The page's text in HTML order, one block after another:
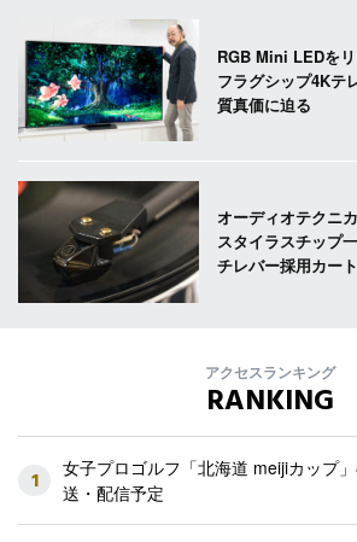
RGB Mini LEDを
フラグシップ4Kテ
質真価に迫る
オーディオテクニ
スタイラスチップ
チレバー採用カー
アクセスランキング
RANKING
1
女子プロゴルフ「北海道 meijiカップ
送・配信予定